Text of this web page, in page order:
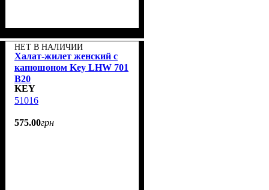
НЕТ В НАЛИЧИИ
Халат-жилет женский с
капюшоном Key LHW 701
B20
KEY
51016
575.00грн